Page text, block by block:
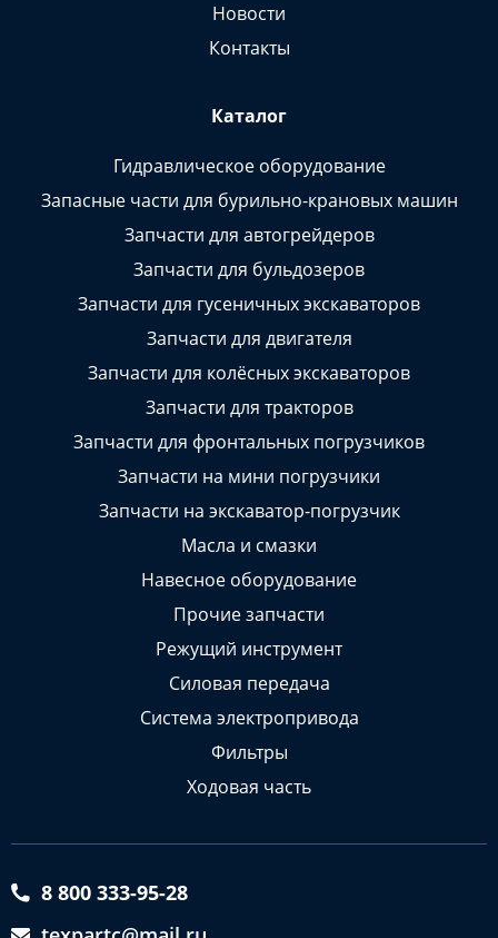
Новости
Контакты
Каталог
Гидравлическое оборудование
Запасные части для бурильно-крановых машин
Запчасти для автогрейдеров
Запчасти для бульдозеров
Запчасти для гусеничных экскаваторов
Запчасти для двигателя
Запчасти для колёсных экскаваторов
Запчасти для тракторов
Запчасти для фронтальных погрузчиков
Запчасти на мини погрузчики
Запчасти на экскаватор-погрузчик
Масла и смазки
Навесное оборудование
Прочие запчасти
Режущий инструмент
Силовая передача
Система электропривода
Фильтры
Ходовая часть
8 800 333-95-28